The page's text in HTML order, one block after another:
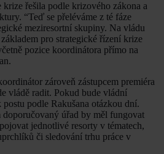
krize řešila podle krizového zákona a
“Teď se přeléváme z té fáze
meziresortní skupiny. Na vládu
pro strategické řízení krize
pozice koordinátora přímo na
zároveň zástupcem premiéra
vládě radit. Pokud bude vládní
podle Rakušana otázkou dní.
úřad by měl fungovat
jednotlivé resorty v tématech,
či sledování trhu práce v